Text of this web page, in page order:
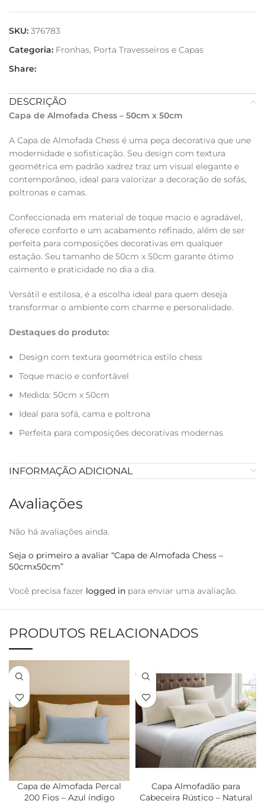
SKU: 376783
Categoria: Fronhas, Porta Travesseiros e Capas
Share:
DESCRIÇÃO
Capa de Almofada Chess – 50cm x 50cm
A Capa de Almofada Chess é uma peça decorativa que une
modernidade e sofisticação. Seu design com textura
geométrica em padrão xadrez traz um visual elegante e
contemporâneo, ideal para valorizar a decoração de sofás,
poltronas e camas.
Confeccionada em material de toque macio e agradável,
oferece conforto e um acabamento refinado, além de ser
perfeita para composições decorativas em qualquer
estação. Seu tamanho de 50cm x 50cm garante ótimo
caimento e praticidade no dia a dia.
Versátil e estilosa, é a escolha ideal para quem deseja
transformar o ambiente com charme e personalidade.
Destaques do produto:
Design com textura geométrica estilo chess
Toque macio e confortável
Medida: 50cm x 50cm
Ideal para sofá, cama e poltrona
Perfeita para composições decorativas modernas
INFORMAÇÃO ADICIONAL
Avaliações
Não há avaliações ainda.
Seja o primeiro a avaliar “Capa de Almofada Chess –
50cmx50cm”
Você precisa fazer logged in para enviar uma avaliação.
PRODUTOS RELACIONADOS
Capa de Almofada Percal
200 Fios – Azul índigo
Capa Almofadão para
Cabeceira Rústico – Natural